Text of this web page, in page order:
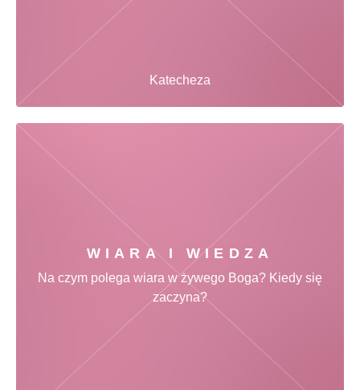
Katecheza
WIARA I WIEDZA
Na czym polega wiara w żywego Boga? Kiedy się
zaczyna?